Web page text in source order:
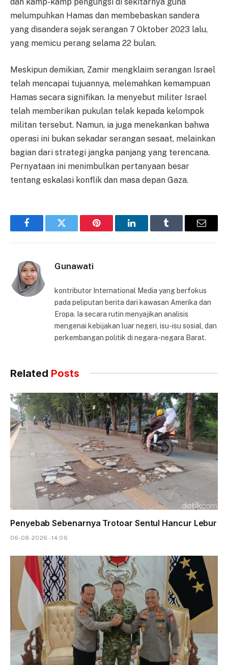
melumpuhkan Hamas dan membebaskan sandera
yang disandera sejak serangan 7 Oktober 2023 lalu,
yang memicu perang selama 22 bulan.
Meskipun demikian, Zamir mengklaim serangan Israel
telah mencapai tujuannya, melemahkan kemampuan
Hamas secara signifikan. Ia menyebut militer Israel
telah memberikan pukulan telak kepada kelompok
militan tersebut. Namun, ia juga menekankan bahwa
operasi ini bukan sekadar serangan sesaat, melainkan
bagian dari strategi jangka panjang yang terencana.
Pernyataan ini menimbulkan pertanyaan besar
tentang eskalasi konflik dan masa depan Gaza.
FacebookTwitter Pinterest LinkedInTumblr Email
Gunawati
kontributor International Media yang berfokus
pada peliputan berita dari kawasan Amerika dan
Eropa. Ia secara rutin menyajikan analisis
mengenai kebijakan luar negeri, isu-isu sosial, dan
perkembangan politik di negara-negara Barat.
Related Posts
Penyebab Sebenarnya Trotoar Sentul Hancur Lebur
06-08-2026 - 14.06